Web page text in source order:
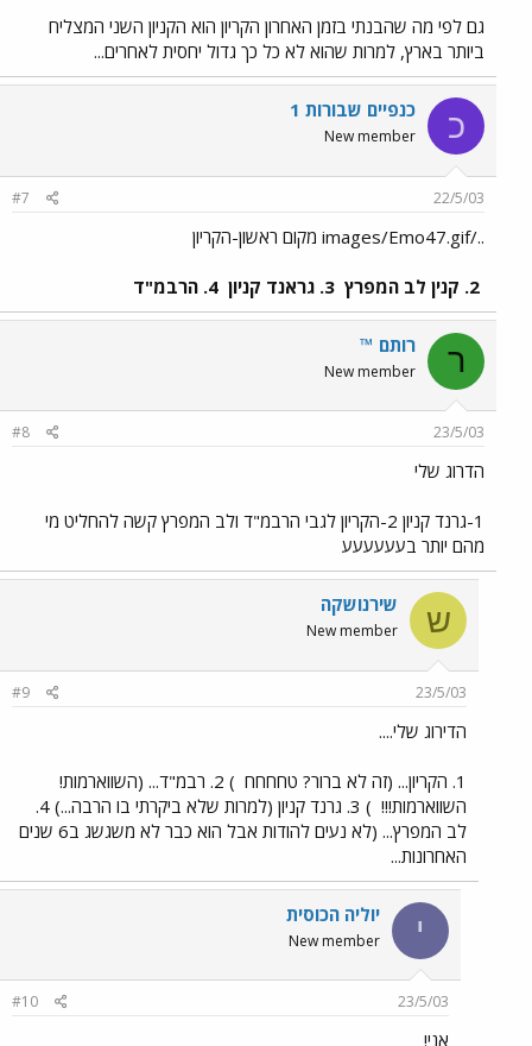
גם לפי מה שהבנתי בזמן האחרון הקריון הוא הקניון השני המצליח
ביותר בארץ, למרות שהוא לא כל כך גדול יחסית לאחרים...
כ כנפיים שבורות 1
New member
22/5/03
#7
../images/Emo47.gif מקום ראשון-הקריון
ר רותם ™
New member
23/5/03
#8
הדרוג שלי
1-גרנד קניון 2-הקריון לגבי הרבמ"ד ולב המפרץ קשה להחליט מי
מהם יותר בעעעעעע
ש שירנושקה
New member
23/5/03
#9
הדירוג שלי....
1. הקריון... (זה לא ברור? טחחחח
) 2. רבמ"ד... (השווארמות!
השווארמות!!!
) 3. גרנד קניון (למרות שלא ביקרתי בו הרבה...) 4.
לב המפרץ... (לא נעים להודות אבל הוא כבר לא משגשג ב6 שנים
האחרונות...
י יוליה הכוסית
New member
23/5/03
#10
אני!